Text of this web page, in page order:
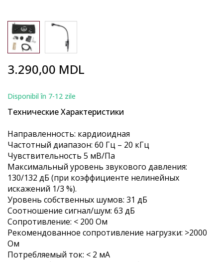
to
beginning
of
the
gallery
3.290,00 MDL
Disponibil în 7-12 zile
Технические Характеристики
Направленность: кардиоидная
Частотный диапазон: 60 Гц – 20 кГц
Чувствительность 5 мВ/Па
Максимальный уровень звукового давления:
130/132 дБ (при коэффициенте нелинейных
искажений 1/3 %).
Уровень собственных шумов: 31 дБ
Соотношение сигнал/шум: 63 дБ
Сопротивление: < 200 Ом
Рекомендованное сопротивление нагрузки: >2000
Ом
Потребляемый ток: < 2 мА